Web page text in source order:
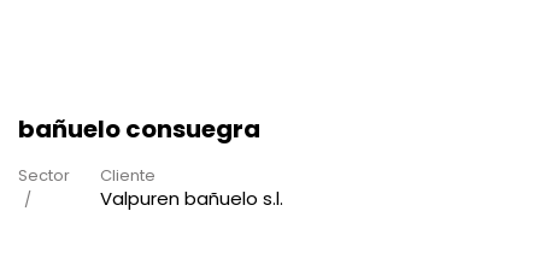
bañuelo consuegra
Sector Cliente
Valpuren bañuelo s.l.